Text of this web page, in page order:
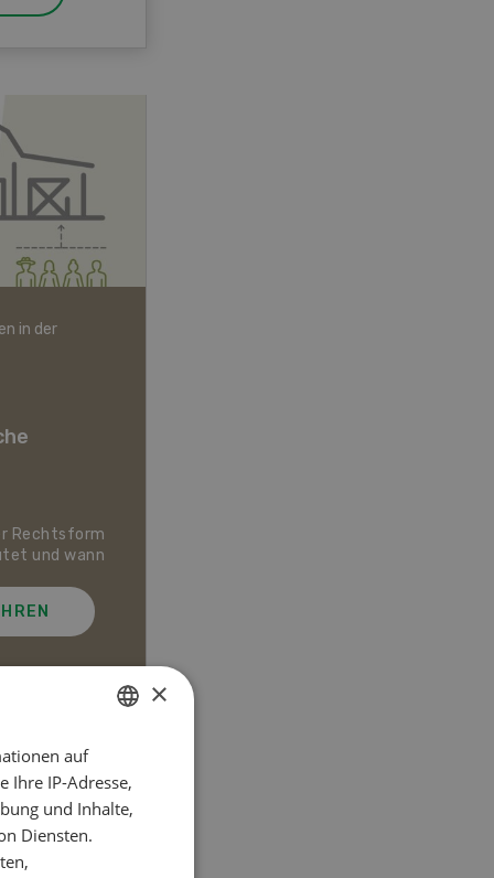
in der
Rechtsform
und wann
FRENCH
×
auf
Ihre IP-Adresse,
und Inhalte,
Diensten.